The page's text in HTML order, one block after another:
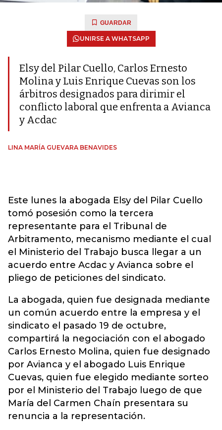
GUARDAR
UNIRSE A WHATSAPP
Elsy del Pilar Cuello, Carlos Ernesto
Molina y Luis Enrique Cuevas son los
árbitros designados para dirimir el
conflicto laboral que enfrenta a Avianca
y Acdac
LINA MARÍA GUEVARA BENAVIDES
Este lunes la abogada Elsy del Pilar Cuello
tomó posesión como la tercera
representante para el Tribunal de
Arbitramento, mecanismo mediante el cual
el Ministerio del Trabajo busca llegar a un
acuerdo entre Acdac y Avianca sobre el
pliego de peticiones del sindicato.
La abogada, quien fue designada mediante
un común acuerdo entre la empresa y el
sindicato el pasado 19 de octubre,
compartirá la negociación con el abogado
Carlos Ernesto Molina, quien fue designado
por Avianca y el abogado Luis Enrique
Cuevas, quien fue elegido mediante sorteo
por el Ministerio del Trabajo luego de que
María del Carmen Chaín presentara su
renuncia a la representación.